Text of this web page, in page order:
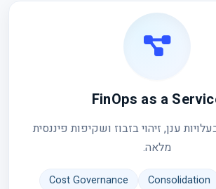
FinOps as a
ענן, זיהוי בזבוז ושקיפות פיננסית
מלאה.
Consolidation
Cost Governance